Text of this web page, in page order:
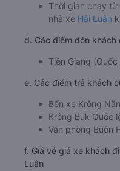
Thời gian chạy
nhà xe Hải Luân
d. Các điểm đón khách
Tiền Giang (Quốc
e. Các điểm trả khách
Bến xe Krông
Krông Buk Quốc
Văn phòng Buôn
f. Giá vé giá xe khách
Luân